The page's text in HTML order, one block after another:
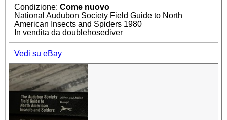
Condizione: Come nuovo
National Audubon Society Field Guide to North
American Insects and Spiders 1980
In vendita da doublehosediver
Vedi su eBay